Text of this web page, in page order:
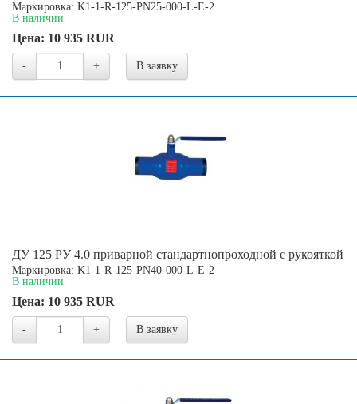
Маркировка: K1-1-R-125-PN25-000-L-E-2
В наличии
Цена: 10 935 RUR
- + В заявку
ДУ 125 РУ 4.0 приварной стандартнопроходной с рукояткой
Маркировка: K1-1-R-125-PN40-000-L-E-2
В наличии
Цена: 10 935 RUR
- + В заявку